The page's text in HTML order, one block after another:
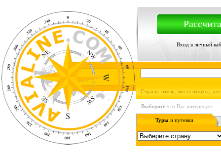
Вход в личный
Страны, отели, места отдыха,
Выберите что Вас интересует:
Туры и путевки